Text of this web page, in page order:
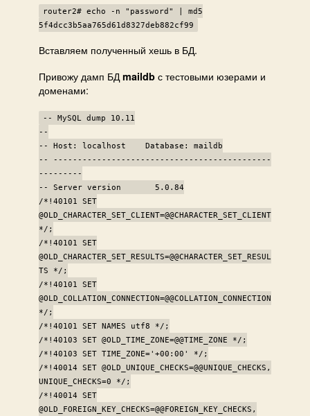
router2# echo -n "password" | md5
5f4dcc3b5aa765d61d8327deb882cf99
Вставляем полученный хешь в БД.
Привожу дамп БД maildb с тестовыми юзерами и
доменами:
-- MySQL dump 10.11
--
-- Host: localhost Database: maildb
-- ---------------------------------------------
---------
-- Server version 5.0.84
/*!40101 SET
@OLD_CHARACTER_SET_CLIENT=@@CHARACTER_SET_CLIENT
*/;
/*!40101 SET
@OLD_CHARACTER_SET_RESULTS=@@CHARACTER_SET_RESUL
TS */;
/*!40101 SET
@OLD_COLLATION_CONNECTION=@@COLLATION_CONNECTION
*/;
/*!40101 SET NAMES utf8 */;
/*!40103 SET @OLD_TIME_ZONE=@@TIME_ZONE */;
/*!40103 SET TIME_ZONE='+00:00' */;
/*!40014 SET @OLD_UNIQUE_CHECKS=@@UNIQUE_CHECKS,
UNIQUE_CHECKS=0 */;
/*!40014 SET
@OLD_FOREIGN_KEY_CHECKS=@@FOREIGN_KEY_CHECKS,